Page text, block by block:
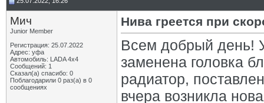
Мич
Junior Member
Регистрация: 25.07.2022
Адрес: уфа
Автомобиль: LADA 4x4
Сообщений: 1
Сказал(а) спасибо: 0
Поблагодарили 0 раз(а) в 0
сообщениях
Нива греется при
Всем добрый день!
заменена головка
радиатор,
вчера возникла